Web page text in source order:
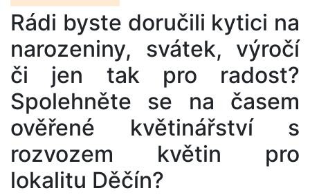
Rádi byste doručili kytici na
narozeniny, svátek, výročí
či jen tak pro radost?
Spolehněte se na časem
ověřené květinářství s
rozvozem květin pro
lokalitu Děčín?